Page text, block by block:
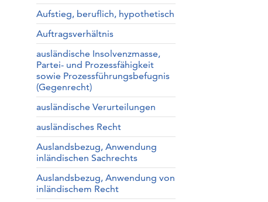
Aufstieg, beruflich, hypothetisch
Auftragsverhältnis
ausländische Insolvenzmasse,
Partei- und Prozessfähigkeit
sowie Prozessführungsbefugnis
(Gegenrecht)
ausländische Verurteilungen
ausländisches Recht
Auslandsbezug, Anwendung
inländischen Sachrechts
Auslandsbezug, Anwendung von
inländischem Recht